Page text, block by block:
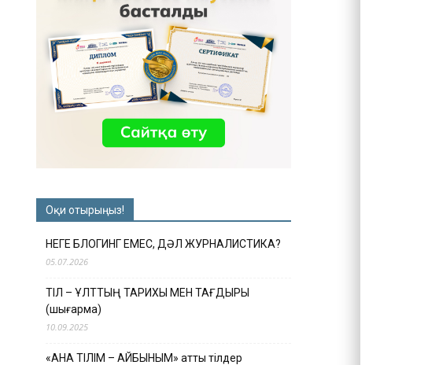
Оқи отырыңыз!
НЕГЕ БЛОГИНГ ЕМЕС, ДӘЛ ЖУРНАЛИСТИКА?
05.07.2026
ТІЛ – ҰЛТТЫҢ ТАРИХЫ МЕН ТАҒДЫРЫ
(шығарма)
10.09.2025
«АНА ТІЛІМ – АЙБЫНЫМ» атты тілдер